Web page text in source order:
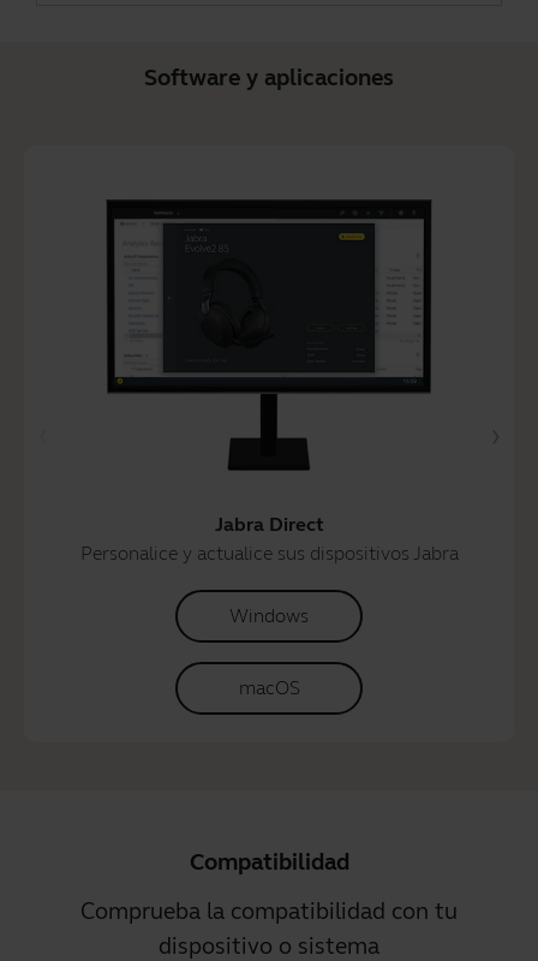
Software y aplicaciones
Jabra Direct
Personalice y actualice sus dispositivos Jabra
Windows
macOS
Compatibilidad
Comprueba la compatibilidad con tu
dispositivo o sistema